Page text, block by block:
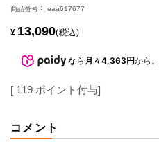
商品番号 eaa617677
¥ 13,090 税込
なら 月々4,363円から
[ 119 ポイント付与]
コメント